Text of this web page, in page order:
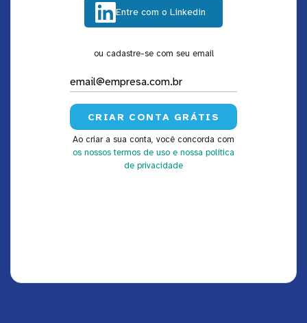
Entre com o Linkedin
ou cadastre-se com seu email
Ao criar a sua conta, você concorda com
os nossos termos de uso e nossa política
de privacidade